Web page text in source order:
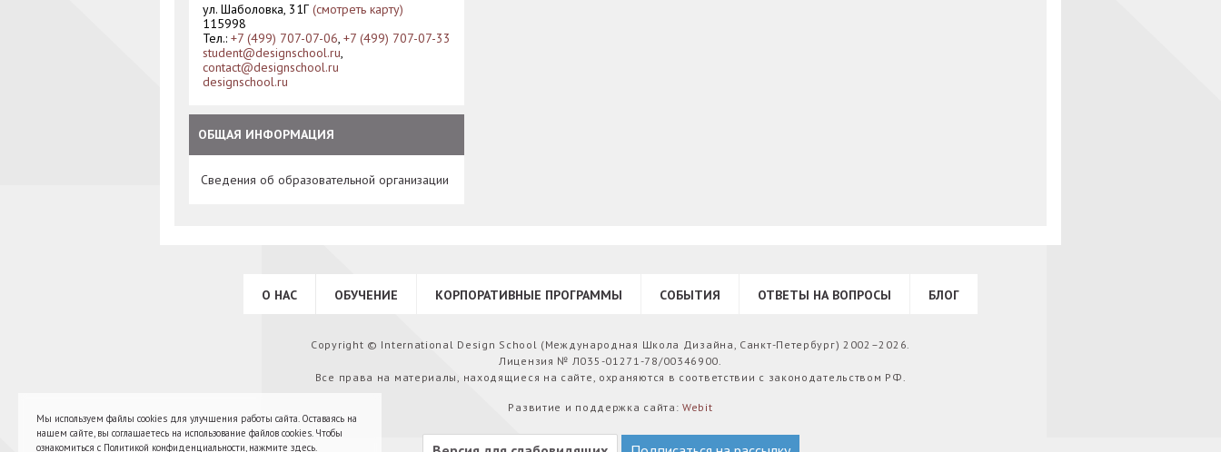
ул. Шаболовка, 31Г (смотреть карту)
115998
Тел.: +7 (499) 707-07-06, +7 (499) 707-07-33
student@designschool.ru,
contact@designschool.ru
designschool.ru
ОБЩАЯ ИНФОРМАЦИЯ
Сведения об образовательной организации
О НАС ОБУЧЕНИЕ КОРПОРАТИВНЫЕ ПРОГРАММЫ СОБЫТИЯ ОТВЕТЫ НА ВОПРОСЫ БЛОГ
Copyright © International Design School (Международная Школа Дизайна, Санкт-Петербург) 2002–2026.
Лицензия № Л035-01271-78/00346900.
Все права на материалы, находящиеся на сайте, охраняются в соответствии с законодательством РФ.
Развитие и поддержка сайта:Webit
Мы используем файлы cookies для улучшения работы сайта. Оставаясь на
нашем сайте, вы соглашаетесь на использование файлов cookies. Чтобы
ознакомиться с Политикой конфиденциальности, нажмите здесь.